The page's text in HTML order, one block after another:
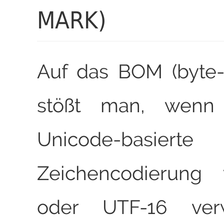
MARK)
Auf das BOM
stößt man,
Unicode-basierte
oder UTF-16